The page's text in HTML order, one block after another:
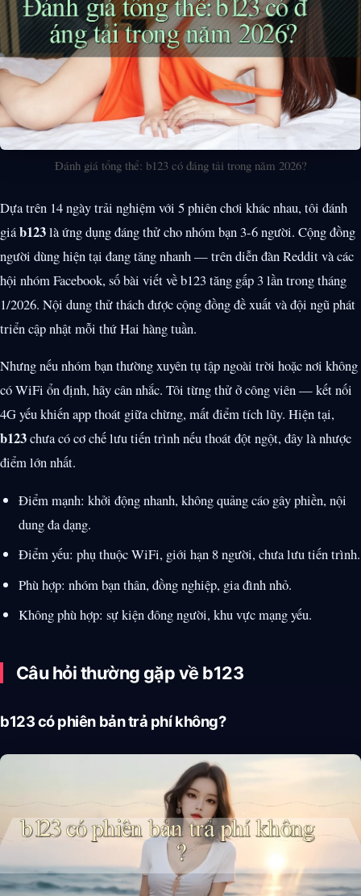
Đánh giá tổng thể: b123 có đáng tải trong năm 2026?
Dựa trên 14 ngày trải nghiệm với 5 phiên chơi khác nhau, tôi đánh
giáb123là ứng dụng đáng thử cho nhóm bạn 3-6 người. Cộng đồng
người dùng hiện tại đang tăng nhanh — trên diễn đàn Reddit và các
hội nhóm Facebook, số bài viết về b123 tăng gấp 3 lần trong tháng
1/2026. Nội dung thử thách được cộng đồng đề xuất và đội ngũ phát
triển cập nhật mỗi thứ Hai hàng tuần.
Nhưng nếu nhóm bạn thường xuyên tụ tập ngoài trời hoặc nơi không
có WiFi ổn định, hãy cân nhắc. Tôi từng thử ở công viên — kết nối
4G yếu khiến app thoát giữa chừng, mất điểm tích lũy. Hiện tại,
b123chưa có cơ chế lưu tiến trình nếu thoát đột ngột, đây là nhược
điểm lớn nhất.
Điểm mạnh: khởi động nhanh, không quảng cáo gây phiền, nội
dung đa dạng.
Điểm yếu: phụ thuộc WiFi, giới hạn 8 người, chưa lưu tiến trình.
Phù hợp: nhóm bạn thân, đồng nghiệp, gia đình nhỏ.
Không phù hợp: sự kiện đông người, khu vực mạng yếu.
Câu hỏi thường gặp về b123
b123 có phiên bản trả phí không?